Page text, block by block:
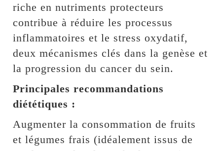
riche en nutriments protecteurs
contribue à réduire les processus
inflammatoires et le stress oxydatif,
deux mécanismes clés dans la genèse et
la progression du cancer du sein.
Principales recommandations
diététiques :
Augmenter la consommation de fruits
et légumes frais (idéalement issus de